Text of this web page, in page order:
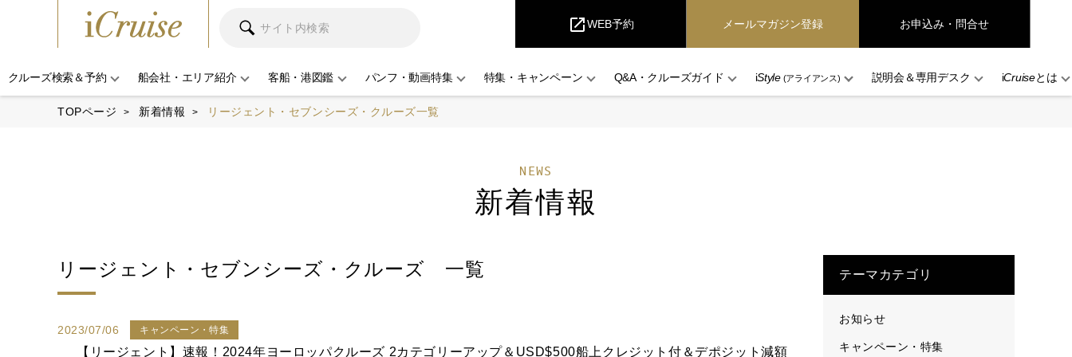
open_in_newWEB予約 メールマガジン登録 お申込み・問合せ
クルーズ検索＆予約 船会社・エリア紹介 客船・港図鑑 パンフ・動画特集 特集・キャンペーン Q&A・クルーズガイド iStyle(アライアンス) 説明会＆専用デスク iCruiseとは
TOPページ 新着情報 リージェント・セブンシーズ・クルーズ一覧
NEWS
新着情報
リージェント・セブンシーズ・クルーズ 一覧
2023/07/06 キャンペーン・特集
【リージェント】速報！2024年ヨーロッパクルーズ 2カテゴリーアップ＆USD$500船上クレジット付＆デポジット減額
テーマカテゴリ
お知らせ
キャンペーン・特集